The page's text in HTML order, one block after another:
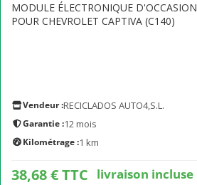
MODULE ÉLECTRONIQUE D'OCCASION
POUR CHEVROLET CAPTIVA (C140)
Vendeur :RECICLADOS AUTO4,S.L.
Garantie :12 mois
Kilométrage :1 km
38,68 € TTC livraison incluse